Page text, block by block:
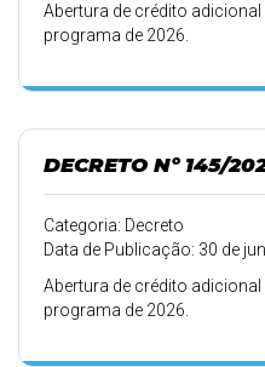
Abertura de crédito
programa de 2026.
DECRETO Nº 145/
Categoria: Decreto
Data de Publicação: 30 de
Abertura de crédito
programa de 2026.